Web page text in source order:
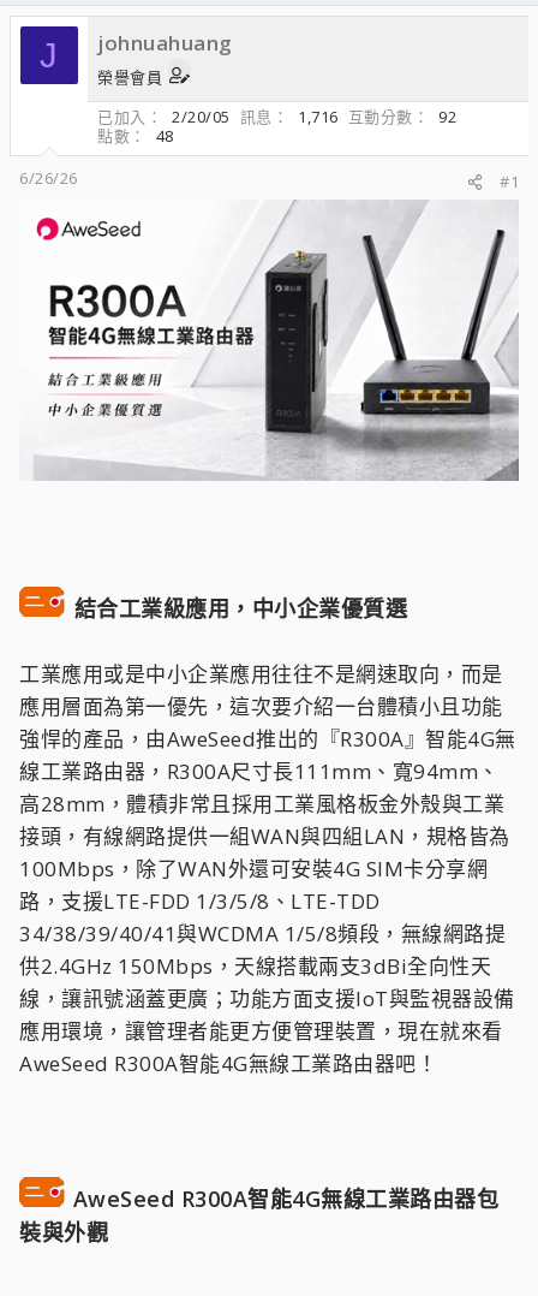
J johnuahuang
榮譽會員
已加入
2/20/05 訊息 1,716 互動分數
92
點數
48
6/26/26
#1
結合工業級應用，中小企業優質選
工業應用或是中小企業應用往往不是網速取向，而是
應用層面為第一優先，這次要介紹一台體積小且功能
強悍的產品，由AweSeed推出的『R300A』智能4G無
線工業路由器，R300A尺寸長111mm、寬94mm、
高28mm，體積非常且採用工業風格板金外殼與工業
接頭，有線網路提供一組WAN與四組LAN，規格皆為
100Mbps，除了WAN外還可安裝4G SIM卡分享網
路，支援LTE-FDD 1/3/5/8、LTE-TDD
34/38/39/40/41與WCDMA 1/5/8頻段，無線網路提
供2.4GHz 150Mbps，天線搭載兩支3dBi全向性天
線，讓訊號涵蓋更廣；功能方面支援IoT與監視器設備
應用環境，讓管理者能更方便管理裝置，現在就來看
AweSeed R300A智能4G無線工業路由器吧！
AweSeed R300A智能4G無線工業路由器包
裝與外觀